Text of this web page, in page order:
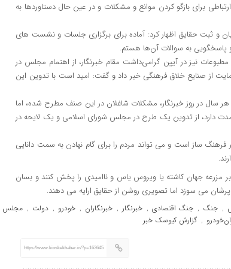
برای بازگو کردن موانع و مشکلات و در عین حال دستاوردها به
و ثبت حقایق اظهار کرد: آماده برای برگزاری جلسات و نشست های
پاسخگویی به سوالات آن‌ها هستم.
نیز در آیین گرامی‌داشت مقام خبرنگار، از اهتمام مجلس در
از صنایع خلاق فرهنگی خبر داد و گفت: امید است با تدوین این
هر سال در روز خبرنگار، مشکلات شاغلان در این صنف مطرح شده، اما
دارد، از تدوین یک طرح در مجلس شورای اسلامی و یک لایحه در
فرهنگ ساز است و می تواند مردم را برای گام نهادن به سمت دانایی
بر مزرعه جهان کاشته یا ویروس یاس و ناامیدی را پخش کنند و بسان
می سوزد اما تصویری روشن از حقایق ارایه می دهند‌.
, جنگ , جنگ اقتصادی , خبرنگار , خبرنگاران , خودرو , دولت , مجلس
, گزارش کیوسک خبر
https://www.kioskekhabar.ir/?p=163645